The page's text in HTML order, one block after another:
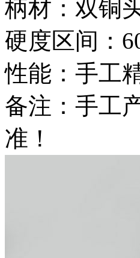
柄材：双铜
硬度区间：
性能：手工
备注：手工
准！